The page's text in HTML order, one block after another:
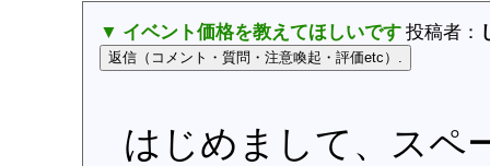
▼ イベント価格を教えてほしいです投稿者：
はじめまして、スペ